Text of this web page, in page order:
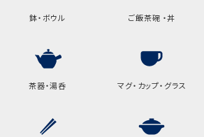
高さ
32.5cm
9cm
鉢・ボウル ご飯茶碗 ・丼
茶器・湯呑 マグ・カップ・グラス